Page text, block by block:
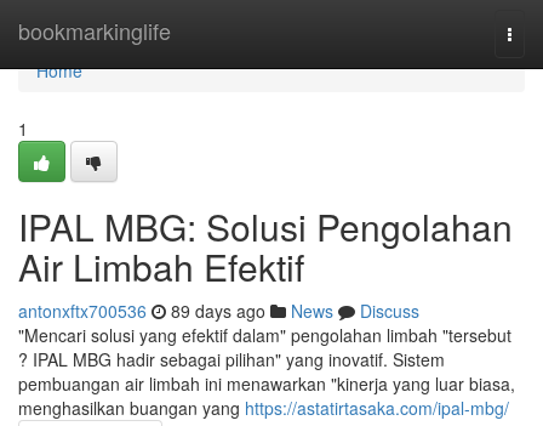
bookmarkinglife
Home
Home
1
IPAL MBG: Solusi Pengolahan
Air Limbah Efektif
antonxftx700536 89 days ago News
Discuss
"Mencari solusi yang efektif dalam" pengolahan limbah "tersebut
? IPAL MBG hadir sebagai pilihan" yang inovatif. Sistem
pembuangan air limbah ini menawarkan "kinerja yang luar biasa,
menghasilkan buangan yang https://astatirtasaka.com/ipal-mbg/